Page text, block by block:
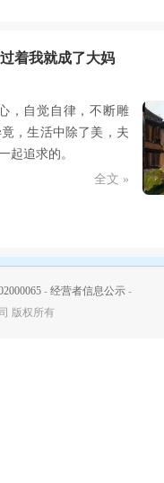
着我就成了大妈
，自觉自律，不断雕
，生活中除了美，夫
起追求的。
全文 »
- 经营者信息公示 -
版权所有